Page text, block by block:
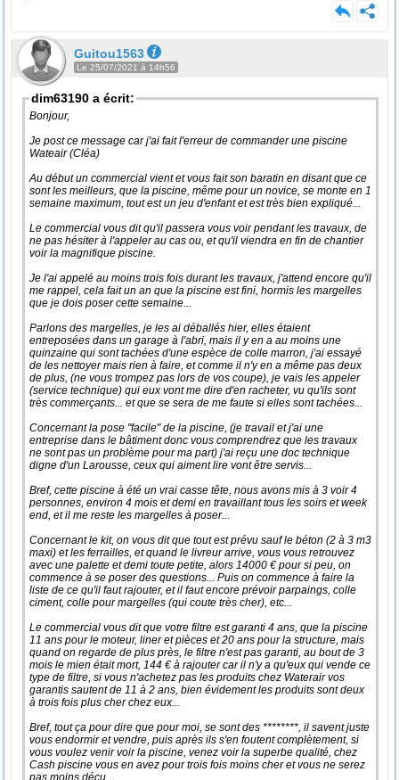
Guitou1563
Le 25/07/2021 à 14h56
dim63190 a écrit:
Bonjour,
Je post ce message car j'ai fait l'erreur de commander une piscine
Wateair (Cléa)
Au début un commercial vient et vous fait son baratin en disant que ce
sont les meilleurs, que la piscine, même pour un novice, se monte en 1
semaine maximum, tout est un jeu d'enfant et est très bien expliqué...
Le commercial vous dit qu'il passera vous voir pendant les travaux, de
ne pas hésiter à l'appeler au cas ou, et qu'il viendra en fin de chantier
voir la magnifique piscine.
Je l'ai appelé au moins trois fois durant les travaux, j'attend encore qu'il
me rappel, cela fait un an que la piscine est fini, hormis les margelles
que je dois poser cette semaine...
Parlons des margelles, je les ai déballés hier, elles étaient
entreposées dans un garage à l'abri, mais il y en a au moins une
quinzaine qui sont tachées d'une espèce de colle marron, j'ai essayé
de les nettoyer mais rien à faire, et comme il n'y en a même pas deux
de plus, (ne vous trompez pas lors de vos coupe), je vais les appeler
(service technique) qui eux vont me dire d'en racheter, vu qu'ils sont
très commerçants... et que se sera de me faute si elles sont tachées...
Concernant la pose "facile" de la piscine, (je travail et j'ai une
entreprise dans le bâtiment donc vous comprendrez que les travaux
ne sont pas un problème pour ma part) j'ai reçu une doc technique
digne d'un Larousse, ceux qui aiment lire vont être servis...
Bref, cette piscine à été un vrai casse tête, nous avons mis à 3 voir 4
personnes, environ 4 mois et demi en travaillant tous les soirs et week
end, et il me reste les margelles à poser...
Concernant le kit, on vous dit que tout est prévu sauf le béton (2 à 3 m3
maxi) et les ferrailles, et quand le livreur arrive, vous vous retrouvez
avec une palette et demi toute petite, alors 14000 € pour si peu, on
commence à se poser des questions... Puis on commence à faire la
liste de ce qu'il faut rajouter, et il faut encore prévoir parpaings, colle
ciment, colle pour margelles (qui coute très cher), etc...
Le commercial vous dit que votre filtre est garanti 4 ans, que la piscine
11 ans pour le moteur, liner et pièces et 20 ans pour la structure, mais
quand on regarde de plus près, le filtre n'est pas garanti, au bout de 3
mois le mien était mort, 144 € à rajouter car il n'y a qu'eux qui vende ce
type de filtre, si vous n'achetez pas les produits chez Waterair vos
garantis sautent de 11 à 2 ans, bien évidement les produits sont deux
à trois fois plus cher chez eux...
Bref, tout ça pour dire que pour moi, se sont des ********, il savent juste
vous endormir et vendre, puis après ils s'en foutent complètement, si
vous voulez venir voir la piscine, venez voir la superbe qualité, chez
Cash piscine vous en avez pour trois fois moins cher et vous ne serez
pas moins déçu.